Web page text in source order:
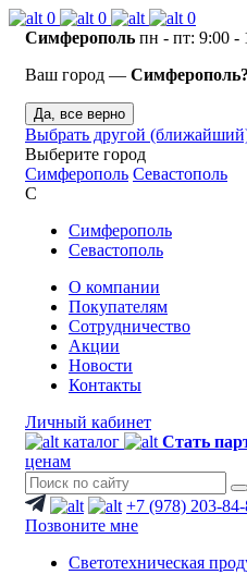
0 0
0
Симферополь пн - пт: 9:00 -
Ваш город — Симферополь?
Да, все верно
Выбрать другой
Выберите город
Симферополь Севастополь
С
Симферополь
Севастополь
О компании
Покупателям
Сотрудничество
Акции
Новости
Контакты
Личный кабинет
каталог
Стать
ценам
+7 (978) 203-
Позвоните мне
Светотехническая